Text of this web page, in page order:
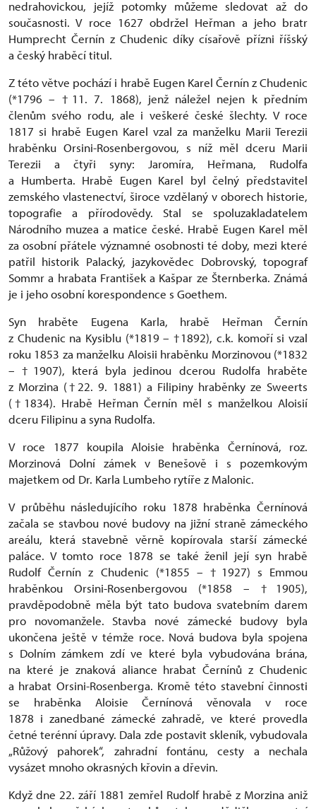
nedrahovickou, jejíž potomky můžeme sledovat až do
současnosti. V roce 1627 obdržel Heřman a jeho bratr
Humprecht Černín z Chudenic díky císařově přízni říšský
a český hraběcí titul.
Z této větve pochází i hrabě Eugen Karel Černín z Chudenic
(*1796 – †11. 7. 1868), jenž náležel nejen k předním
členům svého rodu, ale i veškeré české šlechty. V roce
1817 si hrabě Eugen Karel vzal za manželku Marii Terezii
hraběnku Orsini-Rosenbergovou, s níž měl dceru Marii
Terezii a čtyři syny: Jaromíra, Heřmana, Rudolfa
a Humberta. Hrabě Eugen Karel byl čelný představitel
zemského vlastenectví, široce vzdělaný v oborech historie,
topografie a přírodovědy. Stal se spoluzakladatelem
Národního muzea a matice české. Hrabě Eugen Karel měl
za osobní přátele významné osobnosti té doby, mezi které
patřil historik Palacký, jazykovědec Dobrovský, topograf
Sommr a hrabata František a Kašpar ze Šternberka. Známá
je i jeho osobní korespondence s Goethem.
Syn hraběte Eugena Karla, hrabě Heřman Černín
z Chudenic na Kysiblu (*1819 – †1892), c.k. komoří si vzal
roku 1853 za manželku Aloisii hraběnku Morzinovou (*1832
– †1907), která byla jedinou dcerou Rudolfa hraběte
z Morzina (†22. 9. 1881) a Filipiny hraběnky ze Sweerts
(†1834). Hrabě Heřman Černín měl s manželkou Aloisií
dceru Filipinu a syna Rudolfa.
V roce 1877 koupila Aloisie hraběnka Černínová, roz.
Morzinová Dolní zámek v Benešově i s pozemkovým
majetkem od Dr. Karla Lumbeho rytíře z Malonic.
V průběhu následujícího roku 1878 hraběnka Černínová
začala se stavbou nové budovy na jižní straně zámeckého
areálu, která stavebně věrně kopírovala starší zámecké
paláce. V tomto roce 1878 se také ženil její syn hrabě
Rudolf Černín z Chudenic (*1855 – †1927) s Emmou
hraběnkou Orsini-Rosenbergovou (*1858 – †1905),
pravděpodobně měla být tato budova svatebním darem
pro novomanžele. Stavba nové zámecké budovy byla
ukončena ještě v témže roce. Nová budova byla spojena
s Dolním zámkem zdí ve které byla vybudována brána,
na které je znaková aliance hrabat Černínů z Chudenic
a hrabat Orsini-Rosenberga. Kromě této stavební činnosti
se hraběnka Aloisie Černínová věnovala v roce
1878 i zanedbané zámecké zahradě, ve které provedla
četné terénní úpravy. Dala zde postavit skleník, vybudovala
„Růžový pahorek“, zahradní fontánu, cesty a nechala
vysázet mnoho okrasných křovin a dřevin.
Když dne 22. září 1881 zemřel Rudolf hrabě z Morzina aniž